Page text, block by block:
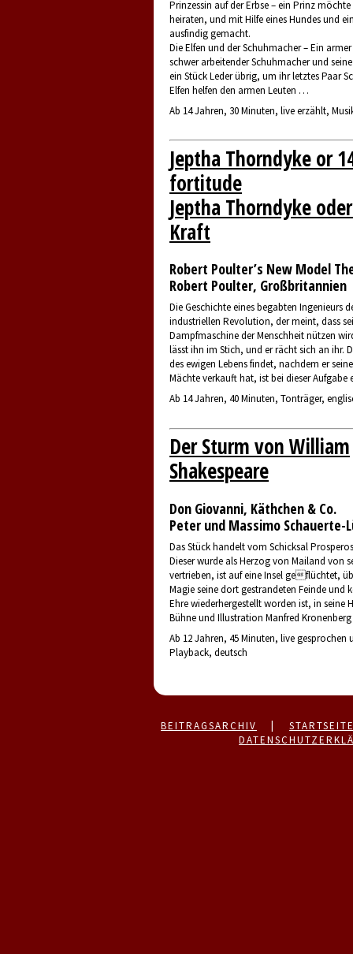
Prinzessin auf der Erbse – ein Prinz
heiraten, und mit Hilfe eines Hundes und
ausfindig gemacht.
Die Elfen und der Schuhmacher – Ein
schwer arbeitender Schuhmacher und
ein Stück Leder übrig, um ihr letztes Paar
Elfen helfen den armen Leuten …
Ab 14 Jahren, 30 Minuten, live erzählt,
Jeptha Thorndyke or
fortitude
Jeptha Thorndyke
Kraft
Robert Poulter’s New Model
Robert Poulter, Großbritannien
Die Geschichte eines begabten Ingenieurs
industriellen Revolution, der meint, dass
Dampfmaschine der Menschheit nützen
lässt ihn im Stich, und er rächt sich an ihr.
des ewigen Lebens findet, nachdem er
Mächte verkauft hat, ist bei dieser Aufgabe
Ab 14 Jahren, 40 Minuten, Tonträger,
Der Sturm von William
Shakespeare
Don Giovanni, Käthchen & Co.
Peter und Massimo Schauerte-
Das Stück handelt vom Schicksal
Dieser wurde als Herzog von Mailand von
vertrieben, ist auf eine Insel geflüchtet,
Magie seine dort gestrandeten Feinde und
Ehre wiederhergestellt worden ist, in seine
Bühne und Illustration Manfred Kronenberg
Ab 12 Jahren, 45 Minuten, live gesprochen
Playback, deutsch
BEITRAGSARCHIV